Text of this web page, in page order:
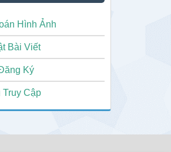
Hình Ảnh
Bài Viết
Ký
Cập